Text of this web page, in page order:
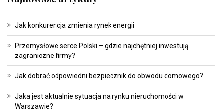
Jak konkurencja zmienia rynek energii
Przemysłowe serce Polski – gdzie najchętniej inwestują
zagraniczne firmy?
Jak dobrać odpowiedni bezpiecznik do obwodu domowego?
Jaka jest aktualnie sytuacja na rynku nieruchomości w
Warszawie?